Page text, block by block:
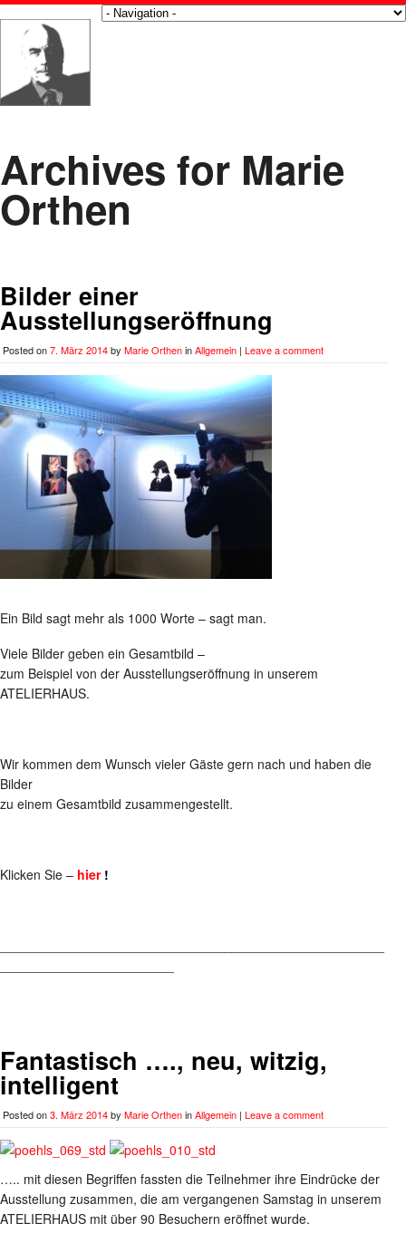
Archives for Marie
Orthen
Bilder einer
Ausstellungseröffnung
Posted on7. März 2014by Marie OrtheninAllgemein | Leave a comment
Ein Bild sagt mehr als 1000 Worte – sagt man.
Viele Bilder geben ein Gesamtbild –
zum Beispiel von der Ausstellungseröffnung in unserem
ATELIERHAUS.
Wir kommen dem Wunsch vieler Gäste gern nach und haben die
Bilder
zu einem Gesamtbild zusammengestellt.
Klicken Sie – hier !
Fantastisch …., neu, witzig,
intelligent
Posted on3. März 2014by Marie OrtheninAllgemein | Leave a comment
….. mit diesen Begriffen fassten die Teilnehmer ihre Eindrücke der
Ausstellung zusammen, die am vergangenen Samstag in unserem
ATELIERHAUS mit über 90 Besuchern eröffnet wurde.